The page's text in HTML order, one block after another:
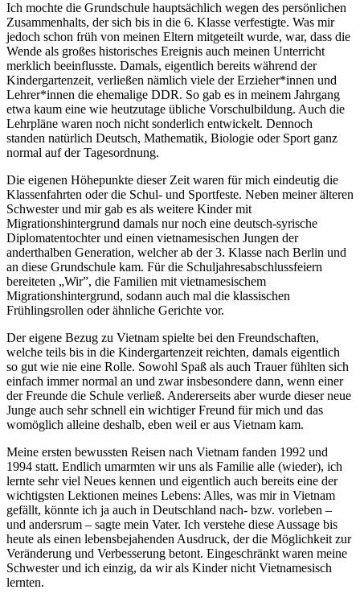
Ich mochte die Grundschule hauptsächlich wegen des persönlichen
Zusammenhalts, der sich bis in die 6. Klasse verfestigte. Was mir
jedoch schon früh von meinen Eltern mitgeteilt wurde, war, dass die
Wende als großes historisches Ereignis auch meinen Unterricht
merklich beeinflusste. Damals, eigentlich bereits während der
Kindergartenzeit, verließen nämlich viele der Erzieher*innen und
Lehrer*innen die ehemalige DDR. So gab es in meinem Jahrgang
etwa kaum eine wie heutzutage übliche Vorschulbildung. Auch die
Lehrpläne waren noch nicht sonderlich entwickelt. Dennoch
standen natürlich Deutsch, Mathematik, Biologie oder Sport ganz
normal auf der Tagesordnung.
Die eigenen Höhepunkte dieser Zeit waren für mich eindeutig die
Klassenfahrten oder die Schul- und Sportfeste. Neben meiner älteren
Schwester und mir gab es als weitere Kinder mit
Migrationshintergrund damals nur noch eine deutsch-syrische
Diplomatentochter und einen vietnamesischen Jungen der
anderthalben Generation, welcher ab der 3. Klasse nach Berlin und
an diese Grundschule kam. Für die Schuljahresabschlussfeiern
bereiteten „Wir”, die Familien mit vietnamesischem
Migrationshintergrund, sodann auch mal die klassischen
Frühlingsrollen oder ähnliche Gerichte vor.
Der eigene Bezug zu Vietnam spielte bei den Freundschaften,
welche teils bis in die Kindergartenzeit reichten, damals eigentlich
so gut wie nie eine Rolle. Sowohl Spaß als auch Trauer fühlten sich
einfach immer normal an und zwar insbesondere dann, wenn einer
der Freunde die Schule verließ. Andererseits aber wurde dieser neue
Junge auch sehr schnell ein wichtiger Freund für mich und das
womöglich alleine deshalb, eben weil er aus Vietnam kam.
Meine ersten bewussten Reisen nach Vietnam fanden 1992 und
1994 statt. Endlich umarmten wir uns als Familie alle (wieder), ich
lernte sehr viel Neues kennen und eigentlich auch bereits eine der
wichtigsten Lektionen meines Lebens: Alles, was mir in Vietnam
gefällt, könnte ich ja auch in Deutschland nach- bzw. vorleben –
und andersrum – sagte mein Vater. Ich verstehe diese Aussage bis
heute als einen lebensbejahenden Ausdruck, der die Möglichkeit zur
Veränderung und Verbesserung betont. Eingeschränkt waren meine
Schwester und ich einzig, da wir als Kinder nicht Vietnamesisch
lernten.